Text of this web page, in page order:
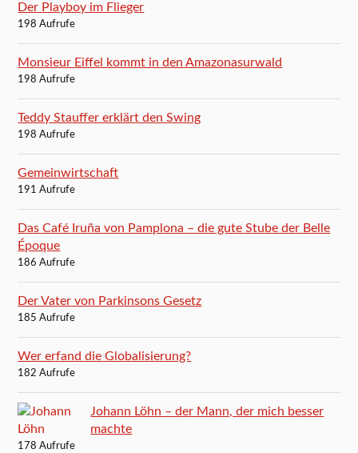
Der Playboy im Flieger
198 Aufrufe
Monsieur Eiffel kommt in den Amazonasurwald
198 Aufrufe
Teddy Stauffer erklärt den Swing
198 Aufrufe
Gemeinwirtschaft
191 Aufrufe
Das Café Iruña von Pamplona – die gute Stube der Belle
Époque
186 Aufrufe
Der Vater von Parkinsons Gesetz
185 Aufrufe
Wer erfand die Globalisierung?
182 Aufrufe
Johann Löhn – der Mann, der mich besser
machte
178 Aufrufe